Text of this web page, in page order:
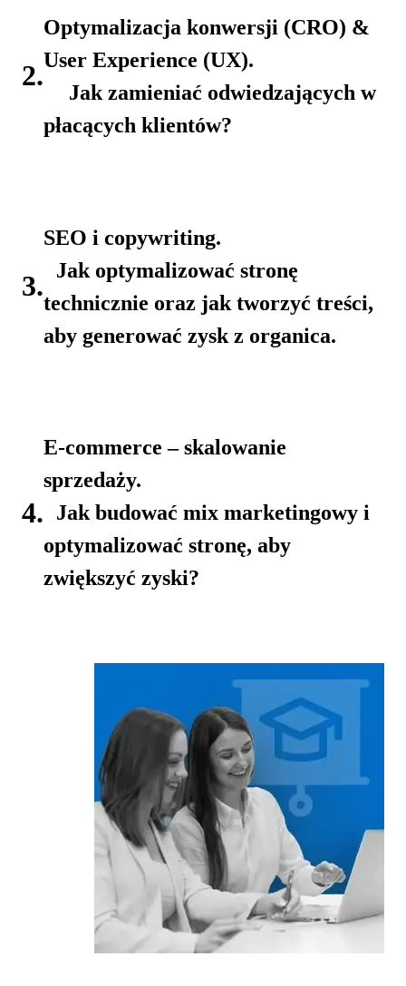
2.
Optymalizacja konwersji (CRO) &
User Experience (UX).
Jak zamieniać odwiedzających w
płacących klientów?
3.
SEO i copywriting.
Jak optymalizować stronę
technicznie oraz jak tworzyć treści,
aby generować zysk z organica.
4.
E-commerce – skalowanie
sprzedaży.
Jak budować mix marketingowy i
optymalizować stronę, aby
zwiększyć zyski?